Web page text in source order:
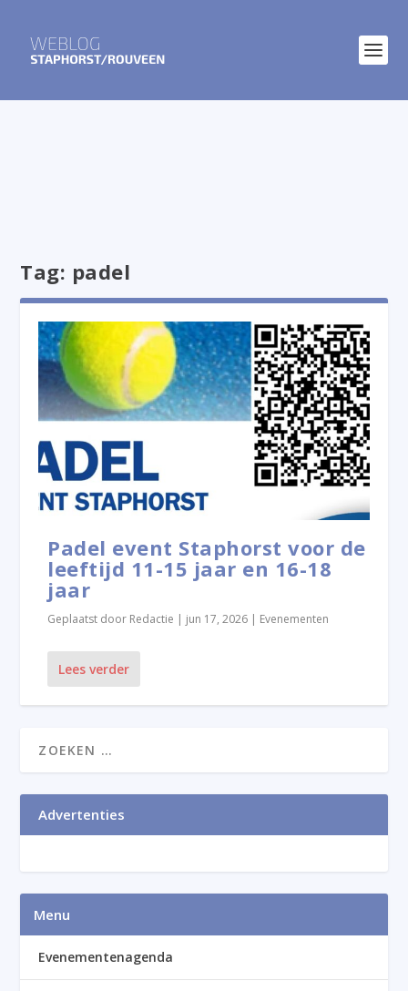
Tag: padel
Padel event Staphorst voor de
leeftijd 11-15 jaar en 16-18
jaar
Geplaatst door Redactie | jun 17, 2026 | Evenementen
Lees verder
Advertenties
Menu
Evenementenagenda